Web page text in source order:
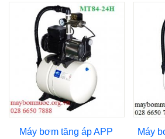
Máy bơm tăng áp APP
Máy